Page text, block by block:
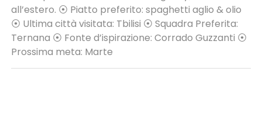
all’estero. ⦿ Piatto preferito: spaghetti aglio & olio
⦿ Ultima città visitata: Tbilisi ⦿ Squadra Preferita:
Ternana ⦿ Fonte d’ispirazione: Corrado Guzzanti ⦿
Prossima meta: Marte